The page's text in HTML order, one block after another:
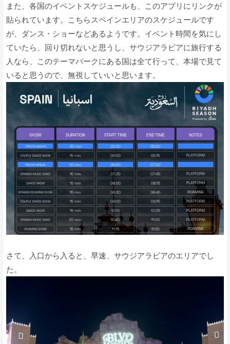
また、各国のイベントスケジュールも、このアプリにリンクが
貼られています。こちらスペインエリアのスケジュールです
が、ダンス・ショーなどあるようです。イベント時間を気にし
ていたら、回り切れないと思うし、サウジアラビアに旅行する
人なら、このテーマパークにある国は全て行って、本場で見て
いると思うので、無視していいと思います。
さて、入口から入ると、早速、サウジアラビアのエリアでし
た。